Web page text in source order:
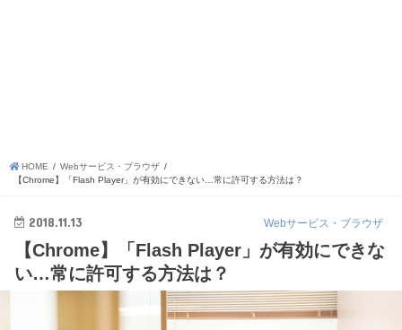
HOME
Webサービス・ブラウザ
【Chrome】「Flash Player」が有効にできない…常に許可する方法は？
Webサービス・ブラウザ
2018.11.13
【Chrome】「Flash Player」が有効にできな
い…常に許可する方法は？